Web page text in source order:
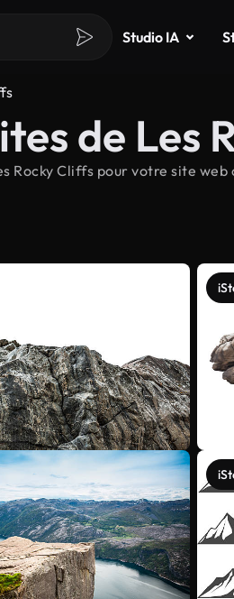
Studio IA
de Les
Rocky Cliffs pour votre site